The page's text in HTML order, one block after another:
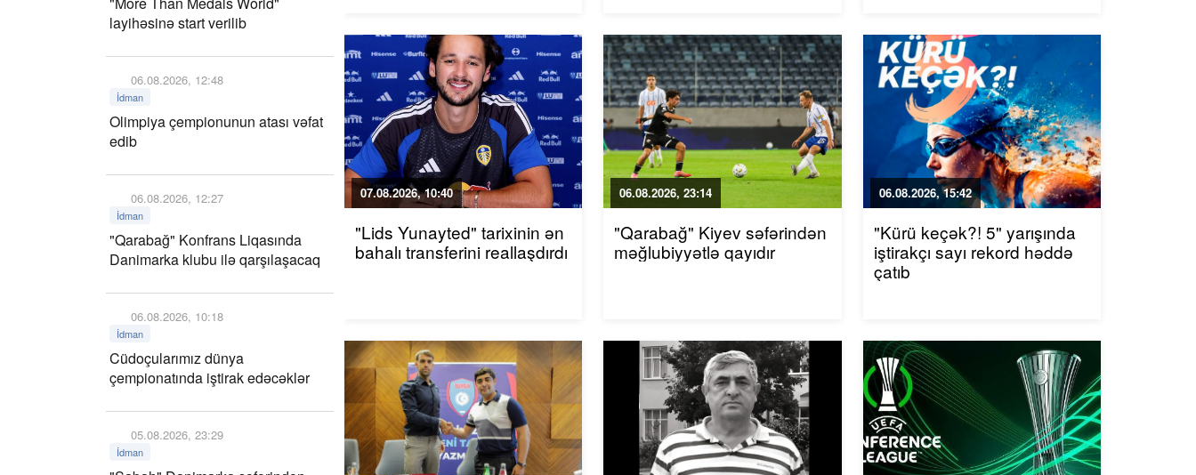
layihəsinə start verilib
06.08.2026, 12:48
İdman
Olimpiya çempionunun atası vəfat
edib
06.08.2026, 12:27
İdman
"Qarabağ" Konfrans Liqasında
Danimarka klubu ilə qarşılaşacaq
06.08.2026, 10:18
İdman
Cüdoçularımız dünya
çempionatında iştirak edəcəklər
05.08.2026, 23:29
İdman
07.08.2026, 10:40
"Lids Yunayted" tarixinin ən
bahalı transferini reallaşdırdı
06.08.2026, 23:14
"Qarabağ" Kiyev səfərindən
məğlubiyyətlə qayıdır
06.08.2026, 15:42
"Kürü keçək?! 5" yarışında
iştirakçı sayı rekord həddə
çatıb